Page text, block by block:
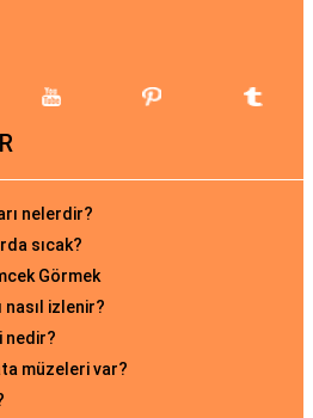
nelerdir?
sıcak?
Görmek
nasıl izlenir?
nedir?
müzeleri var?